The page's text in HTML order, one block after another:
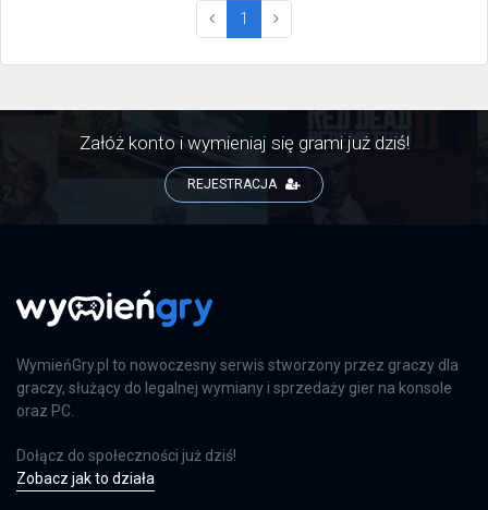
1 (current)
Załóż konto i wymieniaj się grami już dziś!
REJESTRACJA
WymieńGry.pl to nowoczesny serwis stworzony przez graczy dla
graczy, służący do legalnej wymiany i sprzedaży gier na konsole
oraz PC.
Dołącz do społeczności już dziś!
Zobacz jak to działa